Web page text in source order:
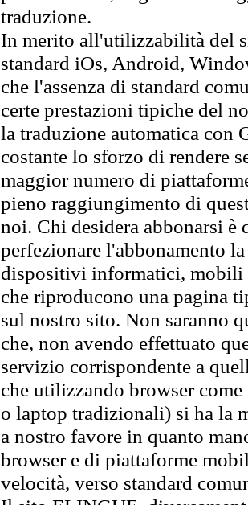
traduzione.
In merito all'utilizzabilità del
standard iOs, Android,
che l'assenza di standard
certe prestazioni tipiche del
la traduzione automatica con
costante lo sforzo di rendere
maggior numero di
pieno raggiungimento di
noi. Chi desidera abbonarsi
perfezionare l'abbonamento
dispositivi informatici, mobili
che riproducono una pagina
sul nostro sito. Non saranno
che, non avendo effettuato
servizio corrispondente a
che utilizzando browser
o laptop tradizionali) si ha la
a nostro favore in quanto
browser e di piattaforme
velocità, verso standard